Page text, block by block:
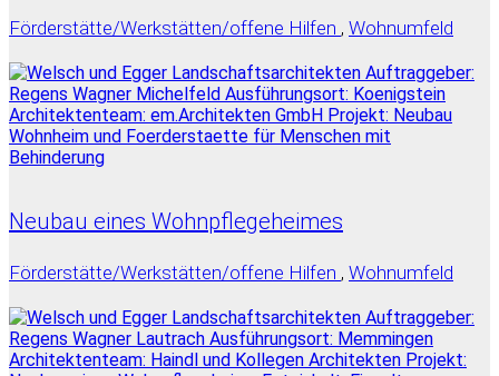
Förderstätte/Werkstätten/offene Hilfen , Wohnumfeld
Neubau eines Wohnpflegeheimes
Förderstätte/Werkstätten/offene Hilfen , Wohnumfeld